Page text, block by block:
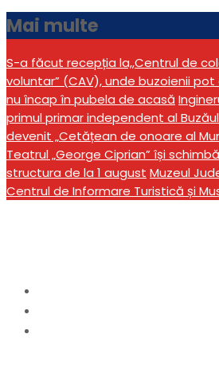
Mai multe
S-a făcut recepția la,,Centrul de
voluntar” (CAV), unde buzoienii
nu încap în pubela de acasă
primul primar independent al
devenit „Cetățean de onoare al
Teatrul „George Ciprian” își
structura de la 1 august Muzeul
Centrul de Informare Turistică și